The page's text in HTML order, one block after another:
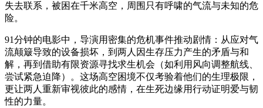
失去联系，被困在千米高空，周围只有呼啸的气流与未知的危
险。
91分钟的电影中，导演用密集的危机事件推动剧情：从应对气
流颠簸导致的设备损坏，到两人因生存压力产生的矛盾与和
解，再到借助有限资源寻找求生机会（如利用风向调整航线、
尝试紧急迫降）。这场高空困境不仅考验着他们的生理极限，
更让两人重新审视彼此的感情，在生死边缘用行动证明爱与韧
性的力量。